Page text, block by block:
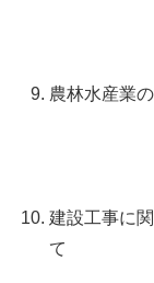
農林水産業
建設工事に
て